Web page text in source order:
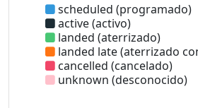
scheduled (programado)
active (activo)
landed (aterrizado)
landed late (aterrizado
cancelled (cancelado)
unknown (desconocido)